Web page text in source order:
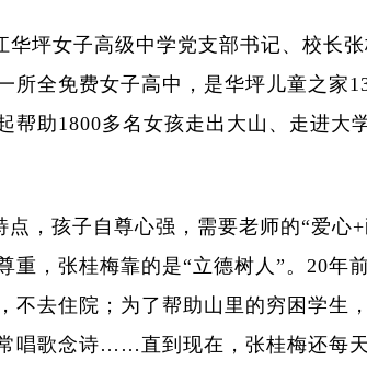
华坪女子高级中学党支部书记、校长
所全免费女子高中，是华坪儿童之家
帮助1800多名女孩走出大山、走进大
，孩子自尊心强，需要老师的“爱心+
，张桂梅靠的是“立德树人”。 20年
不去住院；为了帮助山里的穷困学生
唱歌念诗……直到现在，张桂梅还每天